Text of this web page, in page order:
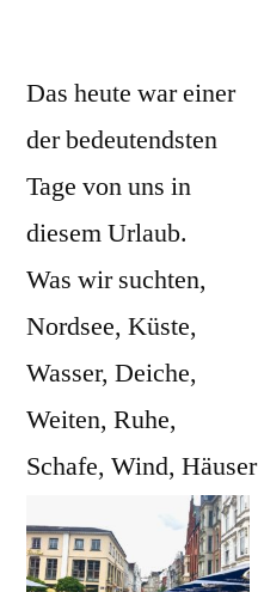
Das heute war einer
der bedeutendsten
Tage von uns in
diesem Urlaub.
Was wir suchten,
Nordsee, Küste,
Wasser, Deiche,
Weiten, Ruhe,
Schafe, Wind, Häuser